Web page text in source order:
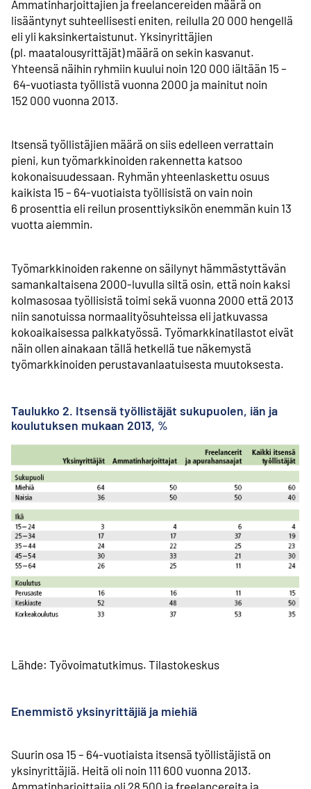
Ammatin­­harjoittajien ja freelancereiden määrä on
lisääntynyt suhteellisesti eniten, reilulla 20 000 hengellä
eli yli kaksin­kertaistunut. Yksinyrittäjien
(pl. maatalousyrittäjät) määrä on sekin kasvanut.
Yhteensä näihin ryhmiin kuului noin 120 000 iältään 15 –
64-vuotiasta työllistä vuonna 2000 ja mainitut noin
152 000 vuonna 2013.
Itsensä työllistäjien määrä on siis edelleen verrattain
pieni, kun työmarkkinoiden rakennetta katsoo
kokonaisuudessaan. Ryhmän yhteenlaskettu osuus
kaikista 15 – 64-vuotiaista työllisistä on vain noin
6 prosenttia eli reilun prosenttiyksikön enemmän kuin 13
vuotta aiemmin.
Työmarkkinoiden rakenne on säilynyt hämmästyttävän
samankaltaisena 2000-luvulla siltä osin, että noin kaksi
kolmasosaa työllisistä toimi sekä vuonna 2000 että 2013
niin sanotuissa normaali­­työ­suhteissa eli jatkuvassa
kokoaikaisessa palkkatyössä. Työmarkkina­tilastot eivät
näin ollen ainakaan tällä hetkellä tue näkemystä
työmarkkinoiden perustavan­­laatuisesta muutoksesta.
Taulukko 2. Itsensä työllistäjät sukupuolen, iän ja
koulutuksen mukaan 2013, %
Lähde: Työvoimatutkimus. Tilastokeskus
Enemmistö yksinyrittäjiä ja miehiä
Suurin osa 15 – 64-vuotiaista itsensä työllistäjistä on
yksinyrittäjiä. Heitä oli noin 111 600 vuonna 2013.
Ammatinharjoittajia oli 28 500 ja freelancereita ja